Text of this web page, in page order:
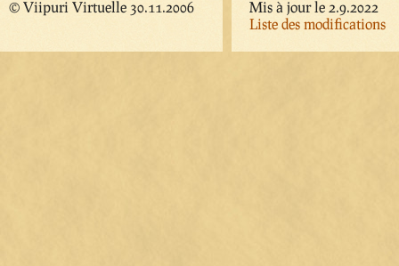
© Viipuri Virtuelle 30.11.2006
Mis à jour le 2.9.2022
Liste des modifications